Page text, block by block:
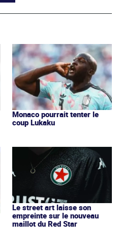
Monaco pourrait tenter le
coup Lukaku
Le street art laisse son
empreinte sur le nouveau
maillot du Red Star